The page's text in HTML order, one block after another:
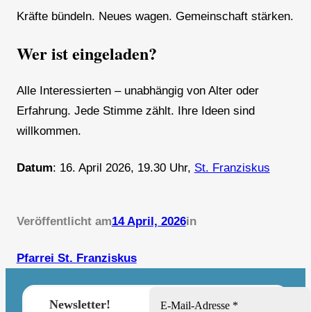
Kräfte bündeln. Neues wagen. Gemeinschaft stärken.
Wer ist eingeladen?
Alle Interessierten – unabhängig von Alter oder
Erfahrung. Jede Stimme zählt. Ihre Ideen sind
willkommen.
Datum: 16. April 2026, 19.30 Uhr, St. Franziskus
Veröffentlicht am14 April, 2026in
Pfarrei St. Franziskus
Newsletter!